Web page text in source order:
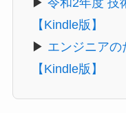
▶ 令和2年度 技
【Kindle版】
▶ エンジニアの
【Kindle版】